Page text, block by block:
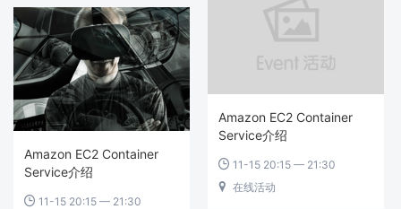
Amazon EC2 Container
Service介绍
 11-15 20:15 — 21:30
 在线活动
Amazon EC2 Container
Service介绍
 11-15 20:15 — 21:30